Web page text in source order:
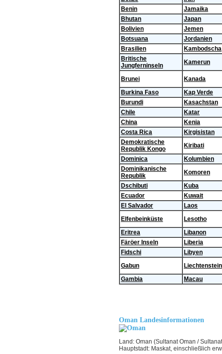
Benin
Jamaika
Bhutan
Japan
Bolivien
Jemen
Botsuana
Jordanien
Brasilien
Kambodscha
Britische
Jungferninseln
Kamerun
Brunei
Kanada
Burkina Faso
Kap Verde
Burundi
Kasachstan
Chile
Katar
China
Kenia
Costa Rica
Kirgisistan
Demokratische
Republik Kongo
Kiribati
Dominica
Kolumbien
Dominikanische
Republik
Komoren
Dschibuti
Kuba
Ecuador
Kuwait
El Salvador
Laos
Elfenbeinküste
Lesotho
Eritrea
Libanon
Färöer Inseln
Liberia
Fidschi
Libyen
Gabun
Liechtenstein
Gambia
Macau
Oman Landesinformationen
Land: Oman (Sultanat Oman /
Hauptstadt: Maskat, einschließlich